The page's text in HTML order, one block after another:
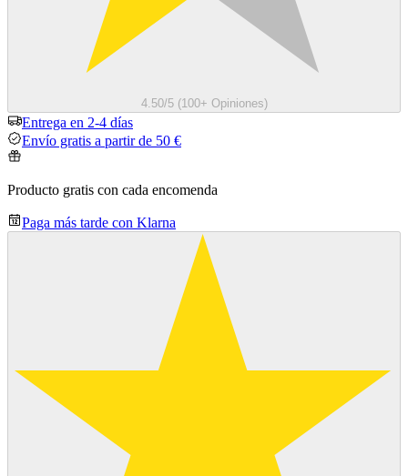
4.50/5 (100+ Opiniones)
Entrega en 2-4 días
Envío gratis a partir de 50 €
Producto gratis con cada encomenda
Paga más tarde con Klarna